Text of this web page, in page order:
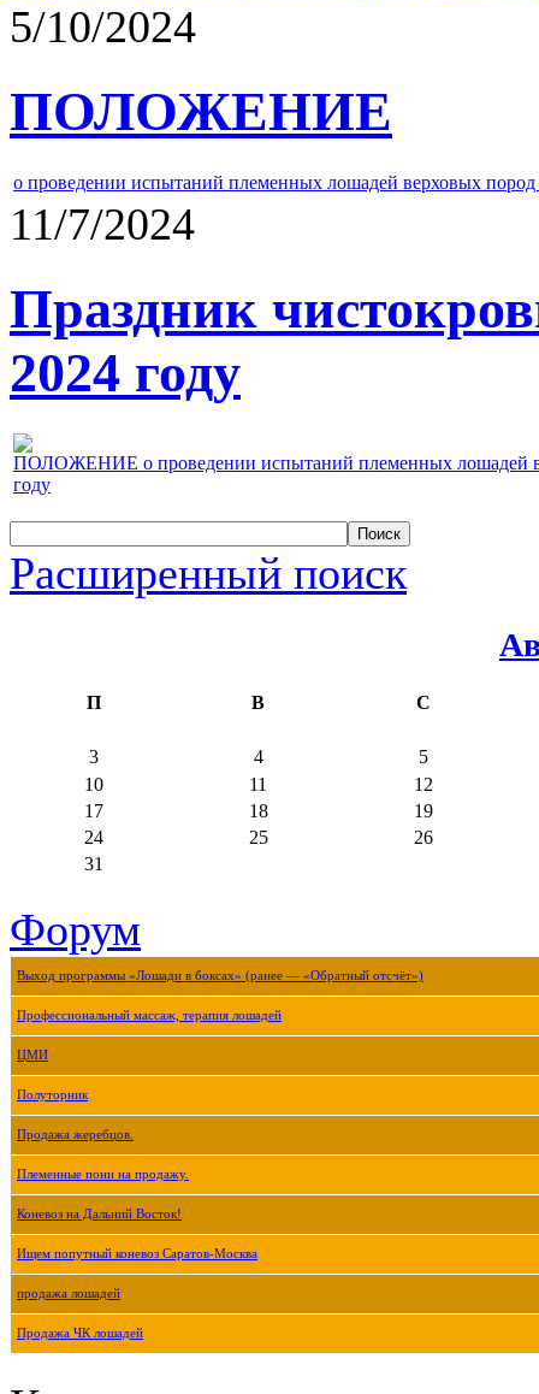
5/10/2024
ПОЛОЖЕНИЕ
о проведении испытаний племенных лошадей верховых
11/7/2024
Праздник
2024 году
ПОЛОЖЕНИЕ о проведении испытаний племенных лошадей
году
Расширенный поиск
П В С
3 4
5
10
11
12
17
18
19
24
25
26
31
Форум
Выход программы «Лошади в боксах» (ранее — «Обратный отсчёт»)
Профессиональный массаж, терапия лошадей
ЦМИ
Полуторник
Продажа жеребцов.
Племенные пони на продажу.
Коневоз на Дальний Восток!
Ищем попутный коневоз Саратов-Москва
продажа лошадей
Продажа ЧК лошадей